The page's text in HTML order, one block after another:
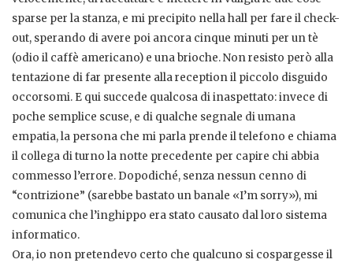
sparse per la stanza, e mi precipito nella hall per fare il check-
out, sperando di avere poi ancora cinque minuti per un tè
(odio il caffè americano) e una brioche. Non resisto però alla
tentazione di far presente alla reception il piccolo disguido
occorsomi. E qui succede qualcosa di inaspettato: invece di
poche semplice scuse, e di qualche segnale di umana
empatia, la persona che mi parla prende il telefono e chiama
il collega di turno la notte precedente per capire chi abbia
commesso l’errore. Dopodiché, senza nessun cenno di
“contrizione” (sarebbe bastato un banale «I’m sorry»), mi
comunica che l’inghippo era stato causato dal loro sistema
informatico.
Ora, io non pretendevo certo che qualcuno si cospargesse il